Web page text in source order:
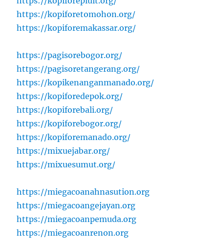
https://kopiforetomohon.org/
https://kopiforemakassar.org/
https://pagisorebogor.org/
https://pagisoretangerang.org/
https://kopikenanganmanado.org/
https://kopiforedepok.org/
https://kopiforebali.org/
https://kopiforebogor.org/
https://kopiforemanado.org/
https://mixuejabar.org/
https://mixuesumut.org/
https://miegacoanahnasution.org
https://miegacoangejayan.org
https://miegacoanpemuda.org
https://miegacoanrenon.org